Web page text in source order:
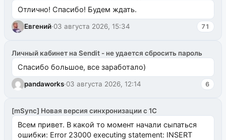
Отлично! Спасибо! Будем ждать.
Евгений·03 августа 2026, 15:34 71
Личный кабинет на Sendit - не удается сбросить пароль
Спасибо большое, все заработало)
pandaworks·03 августа 2026, 12:14 6
[mSync] Новая версия синхронизации с 1С
Всем привет. В какой то момент начали сыпаться
ошибки: Error 23000 executing statement: INSERT